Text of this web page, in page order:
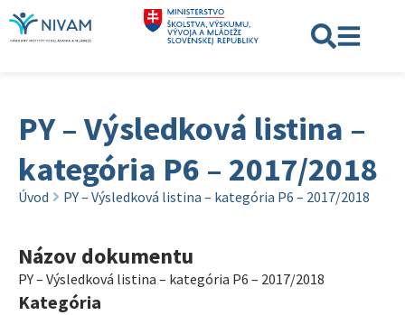
PY – Výsledková listina –
kategória P6 – 2017/2018
Úvod PY – Výsledková listina – kategória P6 – 2017/2018
Názov dokumentu
PY – Výsledková listina – kategória P6 – 2017/2018
Kategória